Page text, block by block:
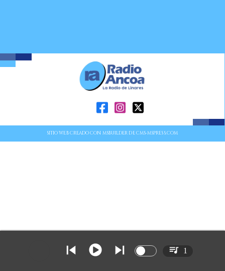
SITIO WEB CREADO CON MSBUILDER DE CMS-MSPRESS.COM
1